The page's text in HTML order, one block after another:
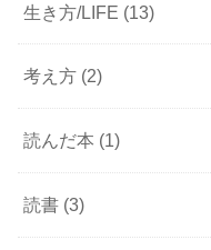
生き方/LIFE (13)
考え方 (2)
読んだ本 (1)
読書 (3)